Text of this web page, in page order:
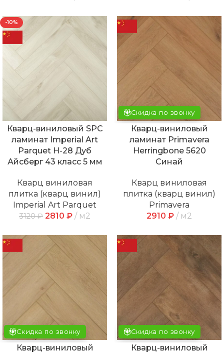
-10%
Кварц-виниловый SPC
ламинат Imperial Art
Parquet Н-28 Дуб
Айсберг 43 класс 5 мм
Кварц виниловая
плитка (кварц винил)
Imperial Art Parquet
3120₽ 2810 ₽ м2
Скидка по звонку
Кварц-виниловый
ламинат Primavera
Herringbone 5620
Синай
Кварц виниловая
плитка (кварц винил)
Primavera
2910 ₽ м2
Скидка по звонку
Кварц-виниловый
Скидка по звонку
Кварц-виниловый